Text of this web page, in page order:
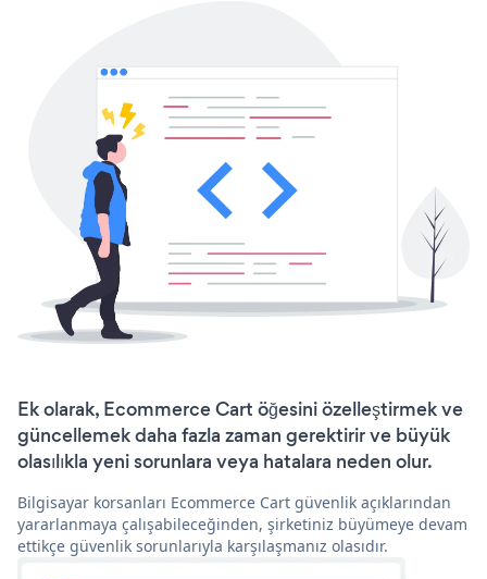
Ek olarak, Ecommerce Cart öğesini özelleştirmek ve
güncellemek daha fazla zaman gerektirir ve büyük
olasılıkla yeni sorunlara veya hatalara neden olur.
Bilgisayar korsanları Ecommerce Cart güvenlik açıklarından
yararlanmaya çalışabileceğinden, şirketiniz büyümeye devam
ettikçe güvenlik sorunlarıyla karşılaşmanız olasıdır.